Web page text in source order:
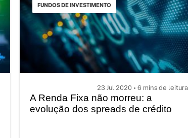
FUNDOS DE INVESTIMENTO
23 Jul 2020 • 6 mins de leitura
A Renda Fixa não morreu: a
evolução dos spreads de crédito